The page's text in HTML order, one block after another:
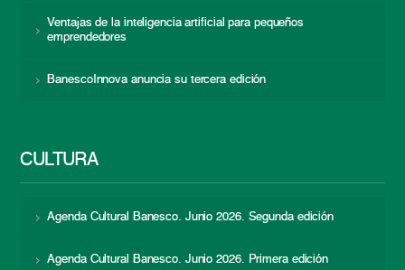
Ventajas de la inteligencia artificial para pequeños
emprendedores
BanescoInnova anuncia su tercera edición
CULTURA
Agenda Cultural Banesco. Junio 2026. Segunda edición
Agenda Cultural Banesco. Junio 2026. Primera edición